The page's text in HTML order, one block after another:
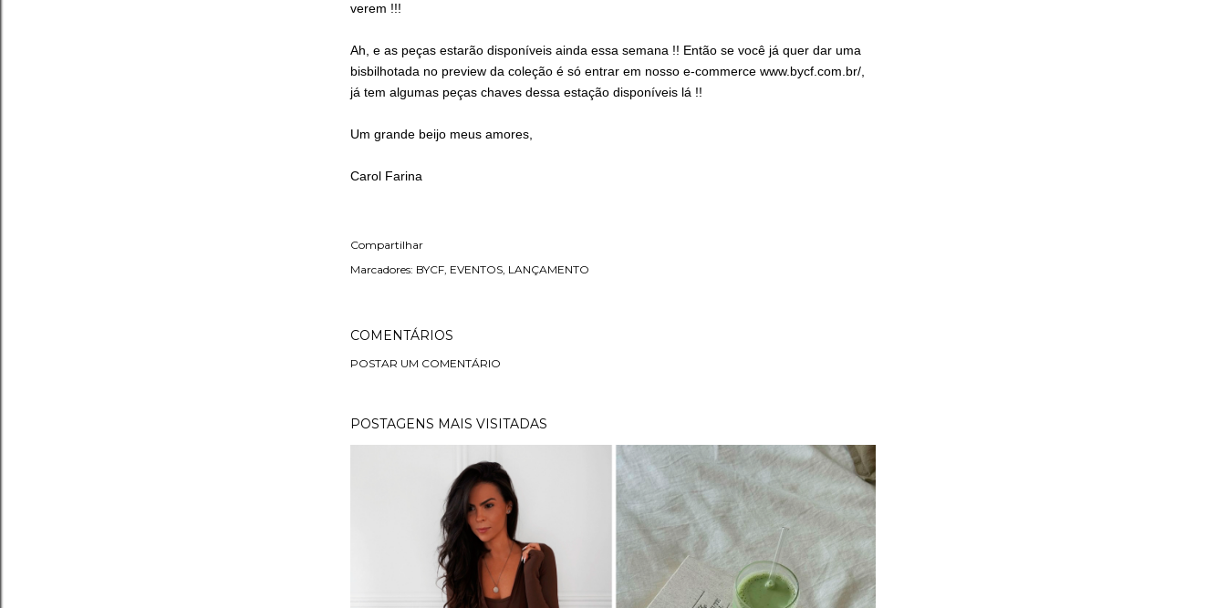
verem !!!
Ah, e as peças estarão disponíveis ainda essa semana !! Então se você já quer dar uma
bisbilhotada no preview da coleção é só entrar em nosso e-commerce www.bycf.com.br/,
já tem algumas peças chaves dessa estação disponíveis lá !!
Um grande beijo meus amores,
Carol Farina
Compartilhar
Marcadores: BYCF EVENTOS LANÇAMENTO
COMENTÁRIOS
POSTAR UM COMENTÁRIO
POSTAGENS MAIS VISITADAS